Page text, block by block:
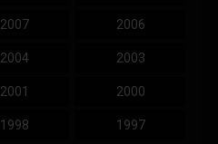
2007 2006
2004 2003
2001 2000
1998 1997